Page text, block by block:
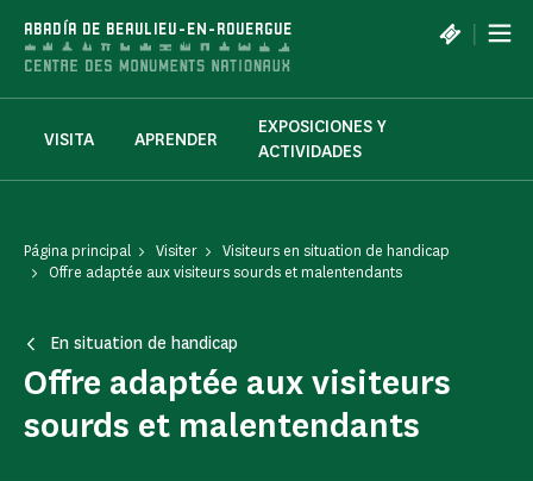
ABADÍA DE BEAULIEU-EN-ROUERGUE |
VISITA APRENDER
EXPOSICIONES Y
ACTIVIDADES
Página principal Visiter
Visiteurs en situation de handicap
Offre adaptée aux visiteurs sourds et malentendants
En situation de handicap
Offre adaptée aux visiteurs
sourds et malentendants